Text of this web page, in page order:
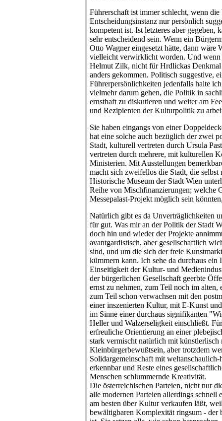
Führerschaft ist immer schlecht, wenn die
Entscheidungsinstanz nur persönlich
kompetent ist. Ist letzteres aber gegeben,
sehr entscheidend sein. Wenn ein
Otto Wagner eingesetzt hätte, dann wäre
vielleicht verwirklicht worden. Und wenn
Helmut Zilk, nicht für Hrdlickas Denkmal
anders gekommen. Politisch suggestive,
Führerpersönlichkeiten jedenfalls halte
vielmehr darum gehen, die Politik in
ernsthaft zu diskutieren und weiter am
und Rezipienten der Kulturpolitik zu
Sie haben eingangs von einer
hat eine solche auch bezüglich der zwei
Stadt, kulturell vertreten durch Ursula
vertreten durch mehrere, mit kulturellen
Ministerien. Mit Ausstellungen
macht sich zweifellos die Stadt, die selbst
Historische Museum der Stadt Wien
Reihe von Mischfinanzierungen; welche
Messepalast-Projekt möglich sein
Natürlich gibt es da Unverträglichkeiten
für gut. Was mir an der Politik der Stadt
doch hin und wieder der Projekte
avantgardistisch, aber gesellschaftlich
sind, und um die sich der freie
kümmern kann. Ich sehe da durchaus ein
Einseitigkeit der Kultur- und
der bürgerlichen Gesellschaft geerbte
ernst zu nehmen, zum Teil noch im alten,
zum Teil schon verwachsen mit den
einer inszenierten Kultur, mit E-Kunst
im Sinne einer durchaus signifikanten
Heller und Walzerseligkeit einschließt.
erfreuliche Orientierung an einer
stark vermischt natürlich mit künstlerlisch
Kleinbürgerbewußtsein, aber trotzdem
Solidargemeinschaft mit
erkennbar und Reste eines
Menschen schlummernde Kreativität.
Die österreichischen Parteien, nicht nur
alle modernen Parteien allerdings schnell
am besten über Kultur verkaufen läßt,
bewältigbaren Komplexität ringsum - der